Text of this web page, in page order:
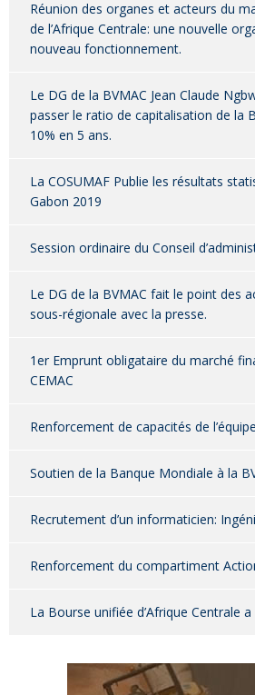
Réunion des organes et acteurs du
de l’Afrique Centrale: une nouvelle
nouveau fonctionnement.
Le DG de la BVMAC Jean Claude
passer le ratio de capitalisation de la
10% en 5 ans.
La COSUMAF Publie les résultats
Gabon 2019
Session ordinaire du Conseil
Le DG de la BVMAC fait le point des
sous-régionale avec la presse.
1er Emprunt obligataire du marché
CEMAC
Renforcement de capacités de
Soutien de la Banque Mondiale à la
Recrutement d’un informaticien:
Renforcement du compartiment
La Bourse unifiée d’Afrique Centrale